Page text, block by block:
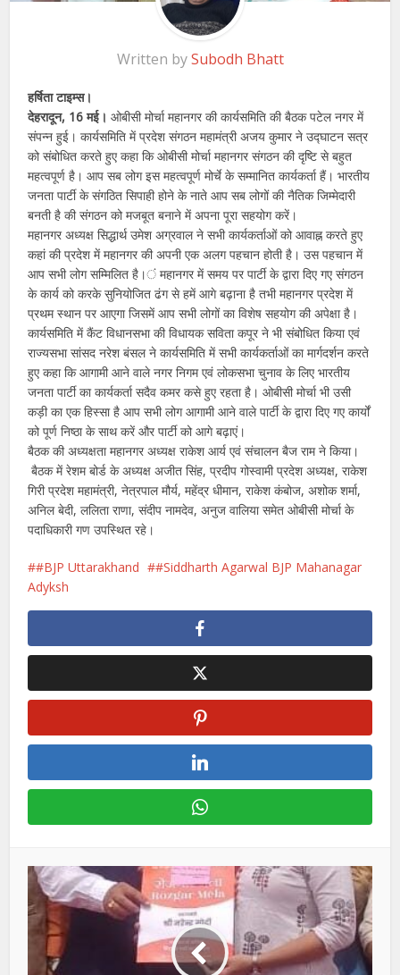
Written bySubodh Bhatt
हर्षिता टाइम्स।
देहरादून, 16 मई। ओबीसी मोर्चा महानगर की कार्यसमिति की बैठक पटेल नगर में
संपन्न हुई। कार्यसमिति में प्रदेश संगठन महामंत्री अजय कुमार ने उद्घाटन सत्र
को संबोधित करते हुए कहा कि ओबीसी मोर्चा महानगर संगठन की दृष्टि से बहुत
महत्वपूर्ण है। आप सब लोग इस महत्वपूर्ण मोर्चे के सम्मानित कार्यकर्ता हैं। भारतीय
जनता पार्टी के संगठित सिपाही होने के नाते आप सब लोगों की नैतिक जिम्मेदारी
बनती है की संगठन को मजबूत बनाने में अपना पूरा सहयोग करें।
महानगर अध्यक्ष सिद्धार्थ उमेश अग्रवाल ने सभी कार्यकर्ताओं को आवाह्न करते हुए
कहां की प्रदेश में महानगर की अपनी एक अलग पहचान होती है। उस पहचान में
आप सभी लोग सम्मिलित है।ं महानगर में समय पर पार्टी के द्वारा दिए गए संगठन
के कार्य को करके सुनियोजित ढंग से हमें आगे बढ़ाना है तभी महानगर प्रदेश में
प्रथम स्थान पर आएगा जिसमें आप सभी लोगों का विशेष सहयोग की अपेक्षा है।
कार्यसमिति में कैंट विधानसभा की विधायक सविता कपूर ने भी संबोधित किया एवं
राज्यसभा सांसद नरेश बंसल ने कार्यसमिति में सभी कार्यकर्ताओं का मार्गदर्शन करते
हुए कहा कि आगामी आने वाले नगर निगम एवं लोकसभा चुनाव के लिए भारतीय
जनता पार्टी का कार्यकर्ता सदैव कमर कसे हुए रहता है। ओबीसी मोर्चा भी उसी
कड़ी का एक हिस्सा है आप सभी लोग आगामी आने वाले पार्टी के द्वारा दिए गए कार्यों
को पूर्ण निष्ठा के साथ करें और पार्टी को आगे बढ़ाएं।
बैठक की अध्यक्षता महानगर अध्यक्ष राकेश आर्य एवं संचालन बैज राम ने किया।
बैठक में रेशम बोर्ड के अध्यक्ष अजीत सिंह, प्रदीप गोस्वामी प्रदेश अध्यक्ष, राकेश
गिरी प्रदेश महामंत्री, नेत्रपाल मौर्य, महेंद्र धीमान, राकेश कंबोज, अशोक शर्मा,
अनिल बेदी, ललिता राणा, संदीप नामदेव, अनुज वालिया समेत ओबीसी मोर्चा के
पदाधिकारी गण उपस्थित रहे।
#BJP Uttarakhand
#Siddharth Agarwal BJP Mahanagar
Adyksh